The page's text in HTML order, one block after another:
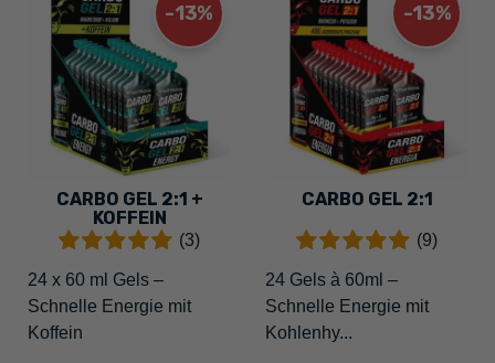
-13%
CARBO GEL 2:1 +
KOFFEIN
(3)
24 x 60 ml Gels –
Schnelle Energie mit
Koffein
-13%
CARBO GEL 2:1
(9)
24 Gels à 60ml –
Schnelle Energie mit
Kohlenhy...